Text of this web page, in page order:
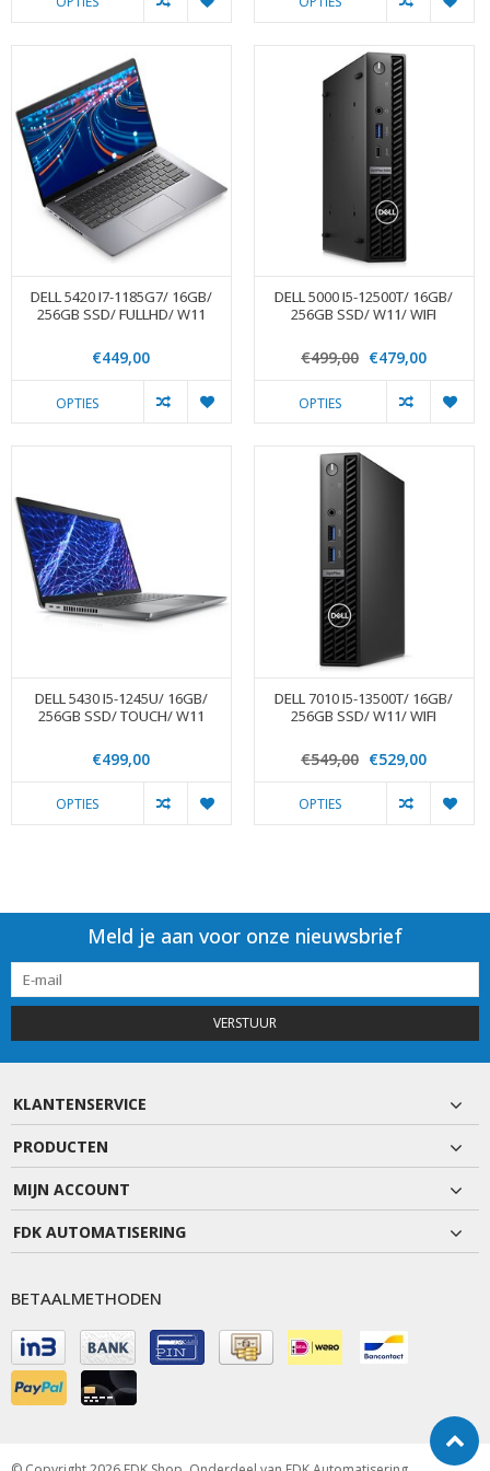
DELL 5420 I7-1185G7/ 16GB/
256GB SSD/ FULLHD/ W11
€449,00
OPTIES
DELL 5000 I5-12500T/ 16GB/
256GB SSD/ W11/ WIFI
€499,00 €479,00
OPTIES
DELL 5430 I5-1245U/ 16GB/
256GB SSD/ TOUCH/ W11
€499,00
OPTIES
DELL 7010 I5-13500T/ 16GB/
256GB SSD/ W11/ WIFI
€549,00 €529,00
OPTIES
Meld je aan voor onze nieuwsbrief
VERSTUUR
KLANTENSERVICE
PRODUCTEN
MIJN ACCOUNT
FDK AUTOMATISERING
BETAALMETHODEN